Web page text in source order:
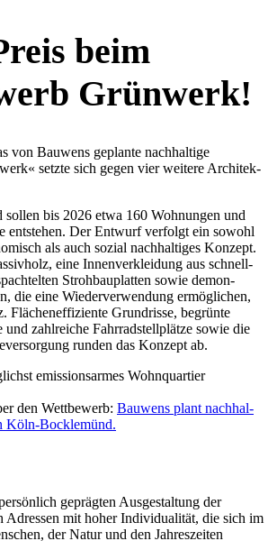
beim
Grünwerk!
von Bauwens geplante nachhaltige
setzte sich gegen vier weitere Archi­tek­
bis 2026 etwa 160 Wohnungen und
entstehen. Der Entwurf verfolgt ein sowohl
als auch sozial nachhal­tiges Konzept.
eine Innen­ver­kleidung aus schnell­
Stroh­bau­platten sowie demon­
die eine Wieder­ver­wendung ermög­lichen,
Flächen­ef­fi­ziente Grund­risse, begrünte
und zahlreiche Fahrrad­stell­plätze sowie die
runden das Konzept ab.
emissi­ons­armes Wohnquartier
den Wettbewerb: Bauwens plant nachhal­
Köln-Bocklemünd.
geprägten Ausge­staltung der
Adressen mit hoher Indivi­dua­lität, die sich im
der Natur und den Jahres­zeiten